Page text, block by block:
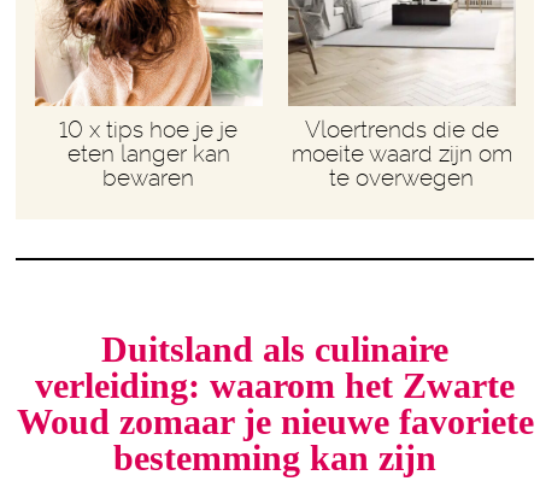
10 x tips hoe je je
eten langer kan
bewaren
Vloertrends die de
moeite waard zijn om
te overwegen
Duitsland als culinaire
verleiding: waarom het Zwarte
Woud zomaar je nieuwe favoriete
bestemming kan zijn